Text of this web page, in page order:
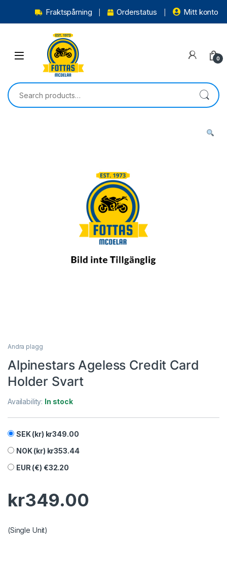
Fraktspårning Orderstatus Mitt konto
0
Andra plagg
Alpinestars Ageless Credit Card
Holder Svart
Availability: In stock
SEK (kr) kr349.00
NOK (kr) kr353.44
EUR (€) €32.20
kr349.00
(Single Unit)